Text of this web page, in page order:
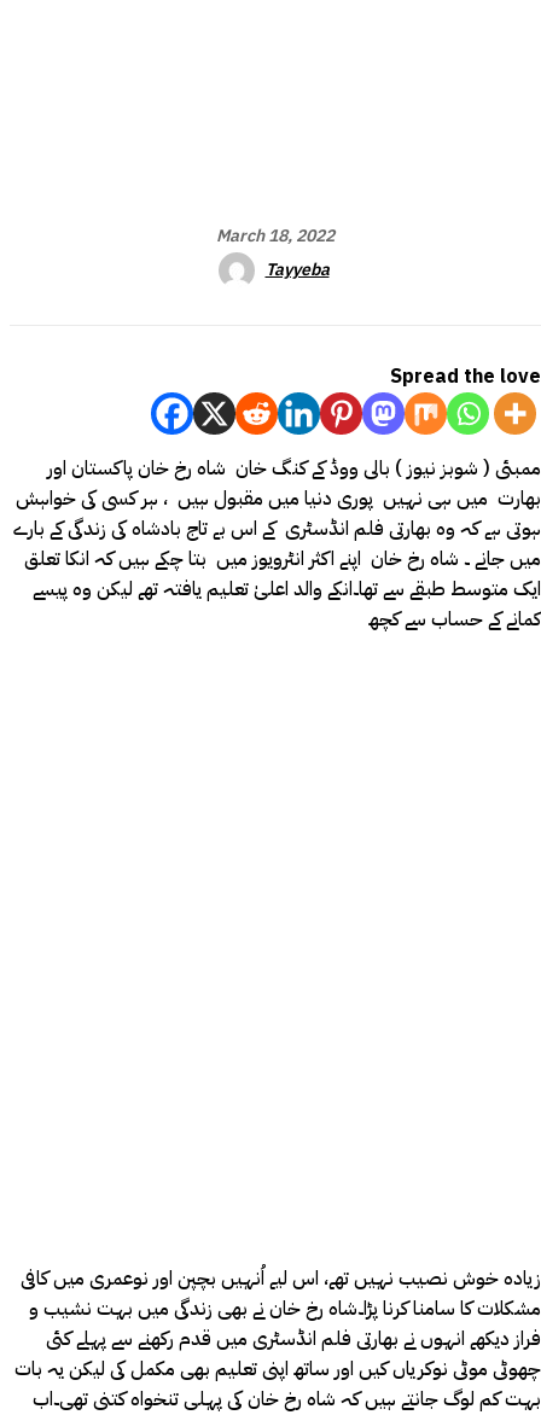
March 18, 2022
Tayyeba
Spread the love
ممبئی ( شوبز نیوز ) بالی ووڈ کے کنگ خان شاہ رخ خان پاکستان اور
بھارت میں ہی نہیں پوری دنیا میں مقبول ہیں ، ہر کسی کی خواہش
ہوتی ہے کہ وہ بھارتی فلم انڈسٹری کے اس بے تاج بادشاہ کی زندگی کے بارے
میں جانے ۔ شاہ رخ خان اپنے اکثر انٹرویوز میں بتا چکے ہیں کہ انکا تعلق
ایک متوسط طبقے سے تھا۔انکے والد اعلیٰ تعلیم یافتہ تھے لیکن وہ پیسے
کمانے کے حساب سے کچھ
زیادہ خوش نصیب نہیں تھے، اس لیے اُنہیں بچپن اور نوعمری میں کافی
مشکلات کا سامنا کرنا پڑا۔شاہ رخ خان نے بھی زندگی میں بہت نشیب و
فراز دیکھے انہوں نے بھارتی فلم انڈسٹری میں قدم رکھنے سے پہلے کئی
چھوٹی موٹی نوکریاں کیں اور ساتھ اپنی تعلیم بھی مکمل کی لیکن یہ بات
بہت کم لوگ جانتے ہیں کہ شاہ رخ خان کی پہلی تنخواہ کتنی تھی۔اب